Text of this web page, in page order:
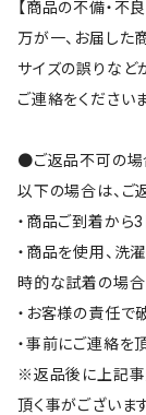
【商品の不備・不
万が一、お届した
サイズの誤りなど
ご連絡をくださいま
●ご返品不可の場
以下の場合は、ご
・商品ご到着から
・商品を使用、洗
時的な試着の場合
・お客様の責任で
・事前にご連絡を
※返品後に上記事
頂く事がございます